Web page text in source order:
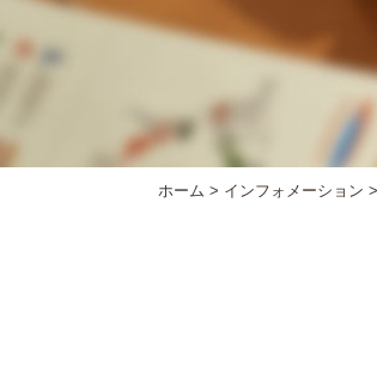
ホーム > インフォメーション >